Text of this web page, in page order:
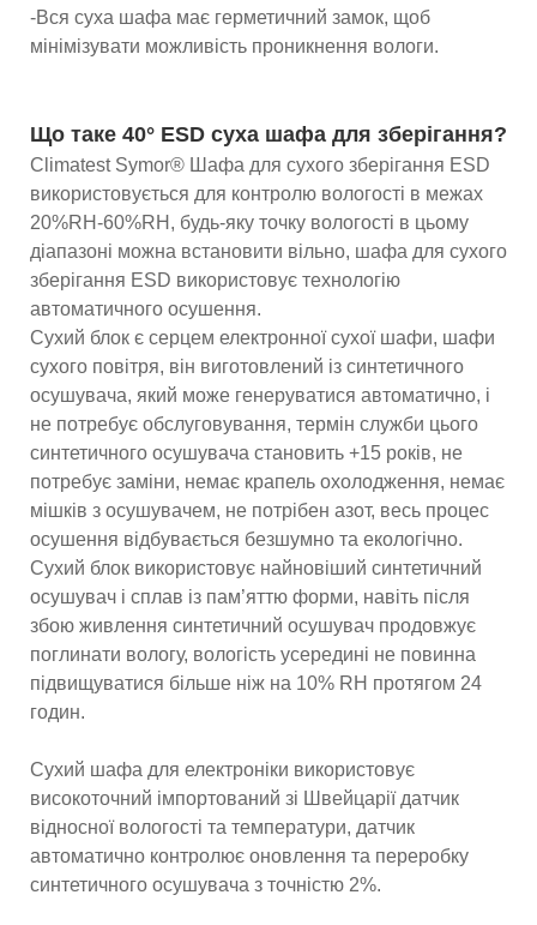
-Вся суха шафа має герметичний замок, щоб
мінімізувати можливість проникнення вологи.
Що таке 40° ESD суха шафа для зберігання?
Climatest Symor® Шафа для сухого зберігання ESD
використовується для контролю вологості в межах
20%RH-60%RH, будь-яку точку вологості в цьому
діапазоні можна встановити вільно, шафа для сухого
зберігання ESD використовує технологію
автоматичного осушення.
Сухий блок є серцем електронної сухої шафи, шафи
сухого повітря, він виготовлений із синтетичного
осушувача, який може генеруватися автоматично, і
не потребує обслуговування, термін служби цього
синтетичного осушувача становить +15 років, не
потребує заміни, немає крапель охолодження, немає
мішків з осушувачем, не потрібен азот, весь процес
осушення відбувається безшумно та екологічно.
Сухий блок використовує найновіший синтетичний
осушувач і сплав із пам’яттю форми, навіть після
збою живлення синтетичний осушувач продовжує
поглинати вологу, вологість усередині не повинна
підвищуватися більше ніж на 10% RH протягом 24
годин.
Сухий шафа для електроніки використовує
високоточний імпортований зі Швейцарії датчик
відносної вологості та температури, датчик
автоматично контролює оновлення та переробку
синтетичного осушувача з точністю 2%.